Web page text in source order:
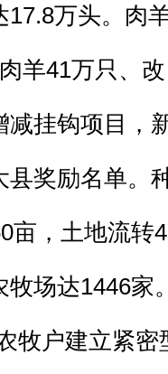
17.8万头。肉
羊41万只、
减挂钩项目，
县奖励名单。
亩，土地流转
牧场达1446家
牧户建立紧